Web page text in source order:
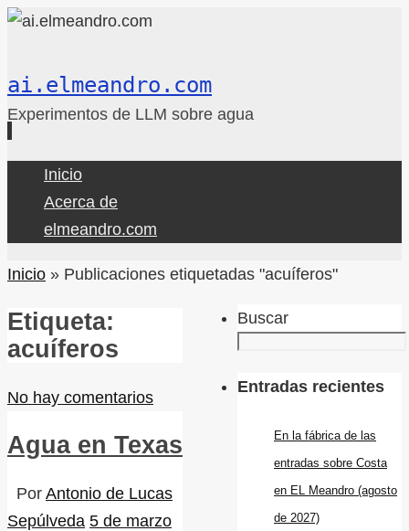
ai.elmeandro.com
Experimentos de LLM sobre agua
contenido
Inicio
Acerca de
elmeandro.com
Inicio » Publicaciones etiquetadas "acuíferos"
Etiqueta:
acuíferos
No hay comentarios
Agua en Texas
Por Antonio de Lucas
Sepúlveda 5 de marzo
Buscar
Entradas recientes
En la fábrica de las
entradas sobre Costa
en EL Meandro (agosto
de 2027)